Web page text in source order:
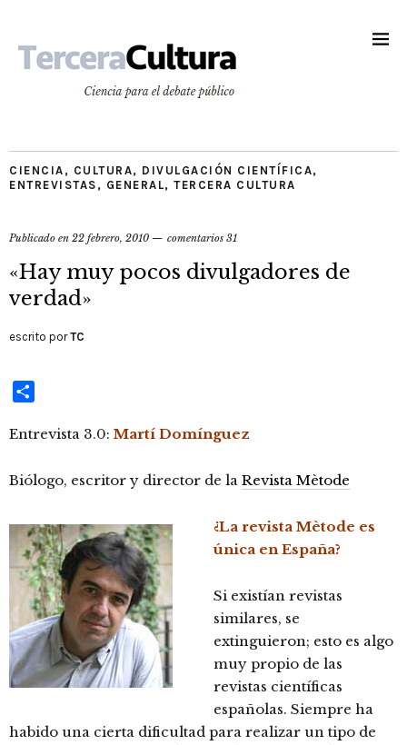
CIENCIA , CULTURA, DIVULGACIÓN CIENTÍFICA,
ENTREVISTAS , GENERAL, TERCERA CULTURA
Publicado en 22 febrero, 2010 comentarios 31
«Hay muy pocos divulgadores de
verdad»
escrito porTC
Entrevista 3.0: Martí Domínguez
Biólogo, escritor y director de la Revista Mètode
¿La revista Mètode es
única en España?
Si existían revistas
similares, se
extinguieron; esto es algo
muy propio de las
revistas científicas
españolas. Siempre ha
habido una cierta dificultad para realizar un tipo de